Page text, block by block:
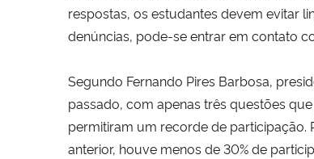
respostas, os estudantes devem evitar
denúncias, pode-se entrar em contato
Segundo Fernando Pires Barbosa,
passado, com apenas três questões
permitiram um recorde de participação.
anterior, houve menos de 30% de